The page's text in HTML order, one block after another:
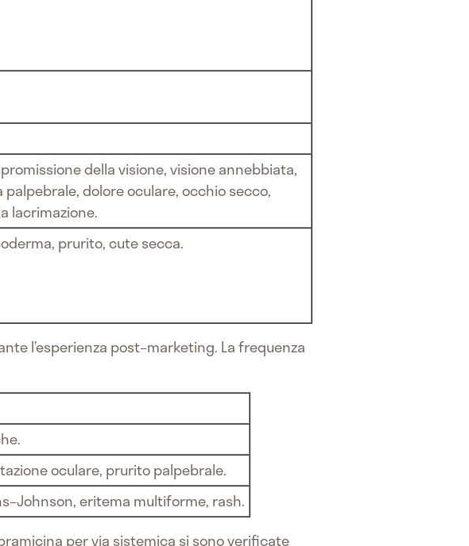
della visione, visione annebbiata,
dolore oculare, occhio secco,
lacrimazione.
prurito, cute secca.
l’esperienza post–marketing. La frequenza
oculare, prurito palpebrale.
eritema multiforme, rash.
per via sistemica si sono verificate